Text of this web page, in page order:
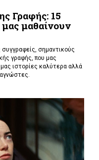
Γραφής: 15
μαθαίνουν
σημαντικούς
γραφής, που μας
ιστορίες καλύτερα αλλά